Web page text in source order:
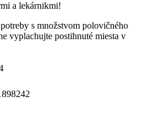
a lekárnikmi!
s množstvom polovičného
vyplachujte postihnuté miesta v